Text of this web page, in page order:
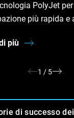
PolyJet
più rapida e
più
1 / 5
di successo